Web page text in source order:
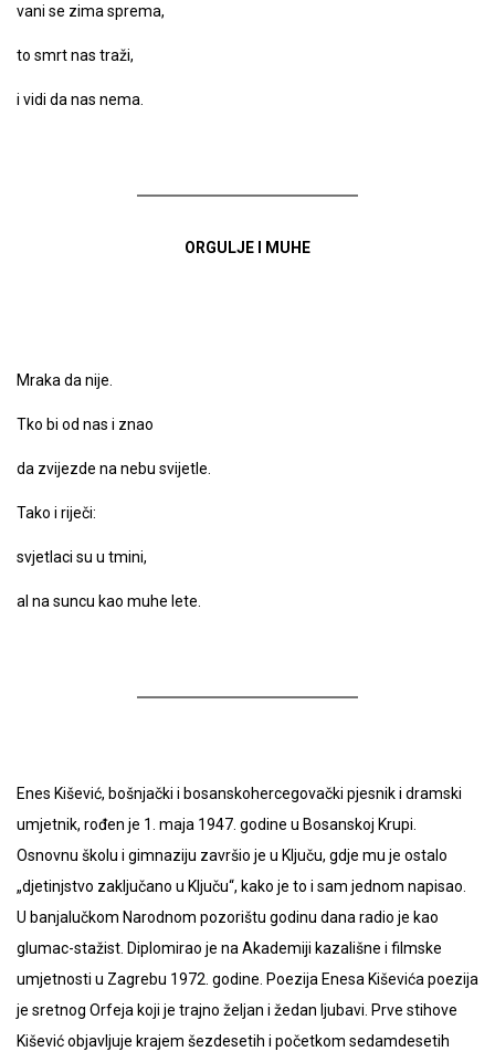
vani se zima sprema,
to smrt nas traži,
i vidi da nas nema.
ORGULJE I MUHE
Mraka da nije.
Tko bi od nas i znao
da zvijezde na nebu svijetle.
Tako i riječi:
svjetlaci su u tmini,
al na suncu kao muhe lete.
Enes Kišević, bošnjački i bosanskohercegovački pjesnik i dramski
umjetnik, rođen je 1. maja 1947. godine u Bosanskoj Krupi.
Osnovnu školu i gimnaziju završio je u Ključu, gdje mu je ostalo
„djetinjstvo zaključano u Ključu“, kako je to i sam jednom napisao.
U banjalučkom Narodnom pozorištu godinu dana radio je kao
glumac-stažist. Diplomirao je na Akademiji kazališne i filmske
umjetnosti u Zagrebu 1972. godine. Poezija Enesa Kiševića poezija
je sretnog Orfeja koji je trajno željan i žedan ljubavi. Prve stihove
Kišević objavljuje krajem šezdesetih i početkom sedamdesetih